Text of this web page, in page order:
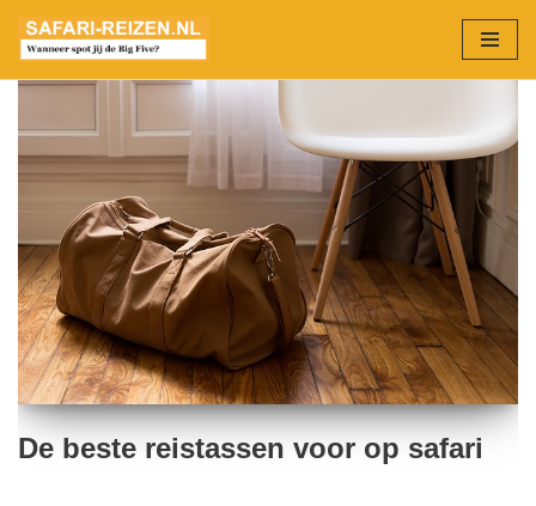
Ga
naar
inhoud
De beste reistassen voor op safari